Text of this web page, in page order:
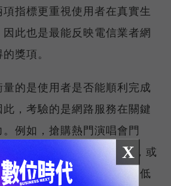
指標更重視使用者在真實生
此也是最能反映電信業者網
獎項。
量的是使用者是否能順利完成
，考驗的是網路服務在關鍵
例如，搶購熱門演唱會門
超商結帳掃描 QR Code，或
都需要網路能即時回應、低
X